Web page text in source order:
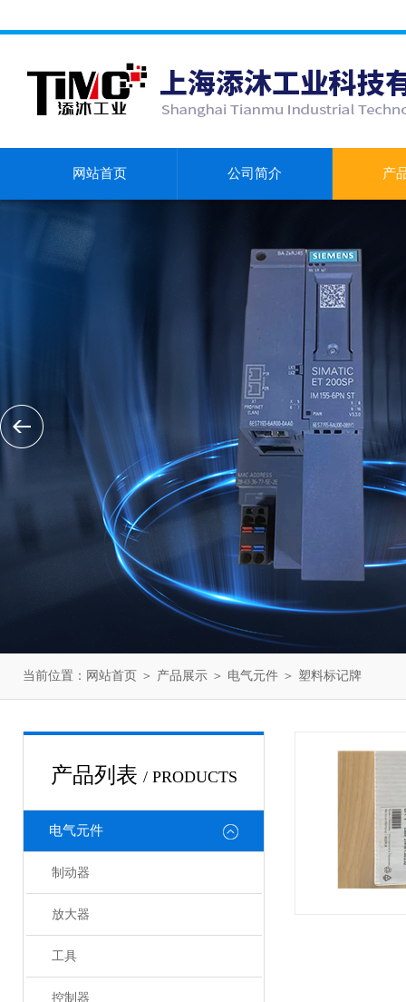
网站首页 公司简介 产
当前位置： 网站首页 ＞ 产品展示 ＞ 电气元件 ＞ 塑料标记牌
产品列表 / PRODUCTS
电气元件
制动器
放大器
工具
控制器